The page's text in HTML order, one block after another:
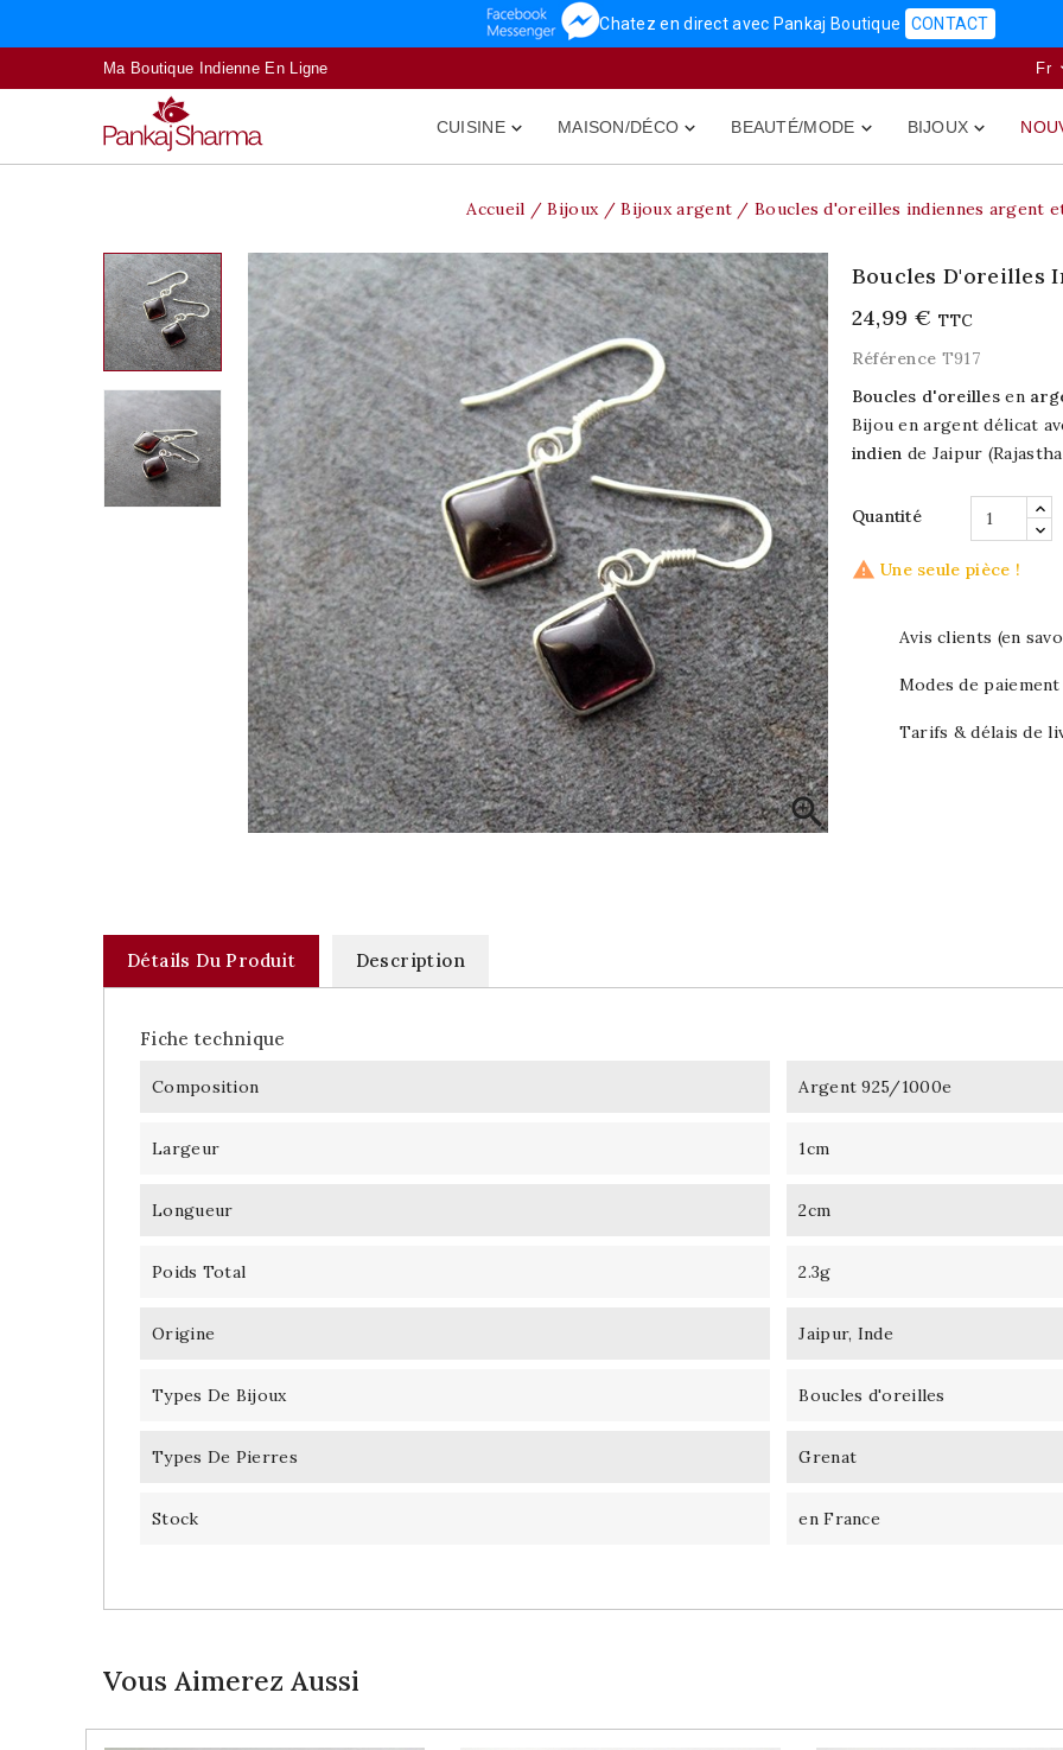
Chatez en direct avec Pankaj Boutique CONTACT
Ma Boutique Indienne En Ligne Fr

CUISINE 
MAISON/DÉCO 
BEAUTÉ/MODE 
BIJOUX
Accueil Bijoux Bijoux argent Boucles d'oreilles indiennes argent

Boucles D'oreilles
24,99 € TTC
Référence T917
Boucles d'oreillesen
Bijou en argent délicat
indien de Jaipur
Quantité
 Une seule pièce !
Avis clients (en
Modes de
Tarifs & délais de
Détails Du Produit Description
Fiche technique
Composition Argent 925/1000e
Largeur 1cm
Longueur 2cm
Poids Total 2.3g
Origine Jaipur, Inde
Types De Bijoux Boucles d'oreilles
Types De Pierres Grenat
Stock en France
Vous Aimerez Aussi